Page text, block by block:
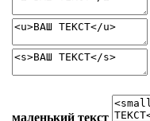
маленький текст